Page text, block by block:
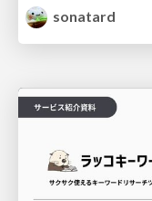
sonatard